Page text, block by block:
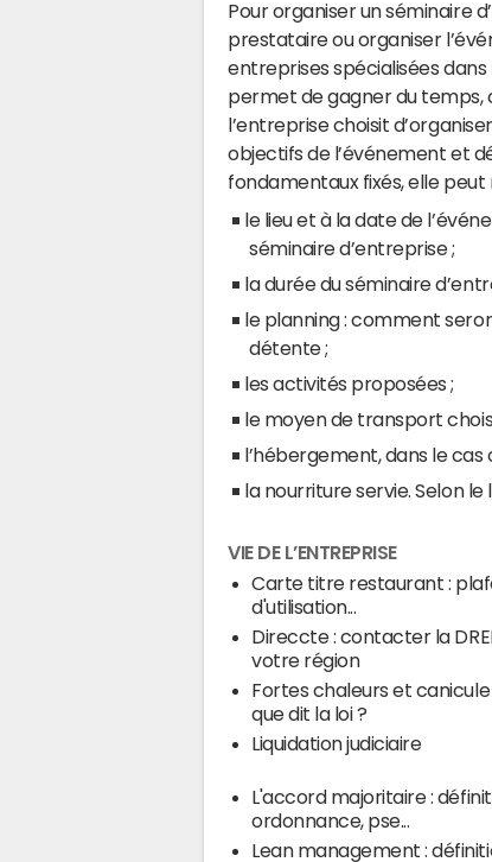
Pour organiser un séminaire
prestataire ou organiser
entreprises spécialisées dans
permet de gagner du temps,
l’entreprise choisit
objectifs de l’événement et
fondamentaux fixés, elle
le lieu et à la date de
séminaire d’entreprise ;
la durée du séminaire
le planning : comment
détente ;
les activités proposées ;
le moyen de transport
l’hébergement, dans le cas
la nourriture servie. Selon
VIE DE L’ENTREPRISE
Carte titre restaurant :
d'utilisation...
Direccte : contacter la
votre région
Fortes chaleurs et canicule
que dit la loi ?
Liquidation judiciaire
L'accord majoritaire :
ordonnance, pse...
Lean management :